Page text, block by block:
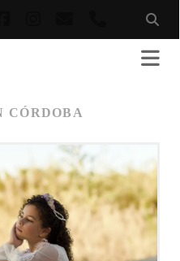
electrónico
phone
CÓRDOBA